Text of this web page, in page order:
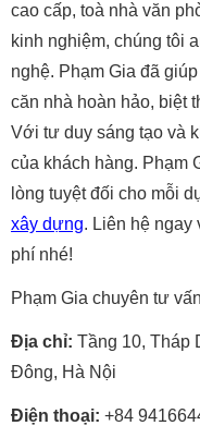
cao cấp, toà nhà văn
kinh nghiệm, chúng tôi
nghệ. Phạm Gia đã
căn nhà hoàn hảo, biệt
Với tư duy sáng tạo và
của khách hàng. Phạm
lòng tuyệt đối cho mỗi
xây dựng. Liên hệ
phí nhé!
Phạm Gia chuyên tư
Địa chỉ: Tầng 10, Tháp
Đông, Hà Nội
Điện thoại: +84